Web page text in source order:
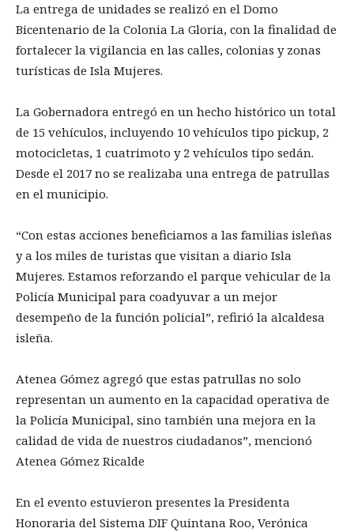
La entrega de unidades se realizó en el Domo
Bicentenario de la Colonia La Gloria, con la finalidad de
fortalecer la vigilancia en las calles, colonias y zonas
turísticas de Isla Mujeres.
La Gobernadora entregó en un hecho histórico un total
de 15 vehículos, incluyendo 10 vehículos tipo pickup, 2
motocicletas, 1 cuatrimoto y 2 vehículos tipo sedán.
Desde el 2017 no se realizaba una entrega de patrullas
en el municipio.
“Con estas acciones beneficiamos a las familias isleñas
y a los miles de turistas que visitan a diario Isla
Mujeres. Estamos reforzando el parque vehicular de la
Policía Municipal para coadyuvar a un mejor
desempeño de la función policial”, refirió la alcaldesa
isleña.
Atenea Gómez agregó que estas patrullas no solo
representan un aumento en la capacidad operativa de
la Policía Municipal, sino también una mejora en la
calidad de vida de nuestros ciudadanos”, mencionó
Atenea Gómez Ricalde
En el evento estuvieron presentes la Presidenta
Honoraria del Sistema DIF Quintana Roo, Verónica